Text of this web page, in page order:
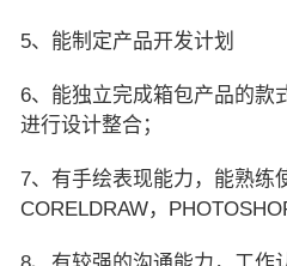
5、能制定产品开发计划
6、能独立完成箱包产品的款
进行设计整合；
7、有手绘表现能力，能熟练
CORELDRAW，